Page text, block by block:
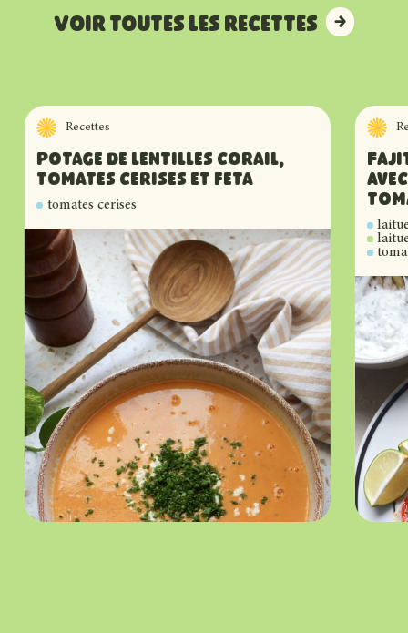
Voir toutes les recettes
Recettes
Potage de lentilles corail,
tomates cerises et feta
tomates cerises